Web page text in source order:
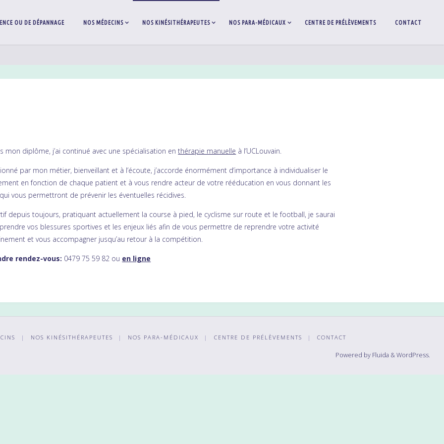
OU DE DÉPANNAGE NOS MÉDECINS NOS KINÉSITHÉRAPEUTES NOS PARA-MÉDICAUX CENTRE DE PRÉLÈVEMENTS CONTACT
mon diplôme, j’ai continué avec une spécialisation enthérapie manuelle à l’UCLouvain.
par mon métier, bienveillant et à l’écoute, j’accorde énormément d’importance à individualiser le
en fonction de chaque patient et à vous rendre acteur de votre rééducation en vous donnant les
vous permettront de prévenir les éventuelles récidives.
depuis toujours, pratiquant actuellement la course à pied, le cyclisme sur route et le football, je saurai
vos blessures sportives et les enjeux liés afin de vous permettre de reprendre votre activité
et vous accompagner jusqu’au retour à la compétition.
rendez-vous: 0479 75 59 82 ou en ligne
| NOS KINÉSITHÉRAPEUTES | NOS PARA-MÉDICAUX | CENTRE DE PRÉLÈVEMENTS | CONTACT
Powered by Fluida &WordPress.